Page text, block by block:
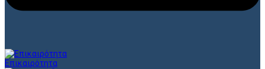
Επικαιρότητα